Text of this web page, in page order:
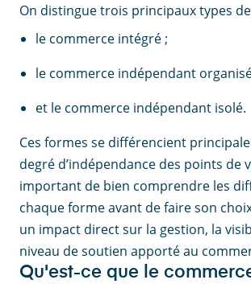
On distingue trois principaux types
le commerce intégré ;
le commerce indépendant
et le commerce indépendant isolé.
Ces formes se différencient
degré d’indépendance des points de
important de bien comprendre les
chaque forme avant de faire son
un impact direct sur la gestion, la
niveau de soutien apporté au
Qu'est-ce que le